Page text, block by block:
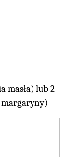
masła) lub 2
margaryny)